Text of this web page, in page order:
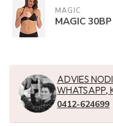
MAGIC
MAGIC
ADVIES
WHATSAPP,
0412-624699